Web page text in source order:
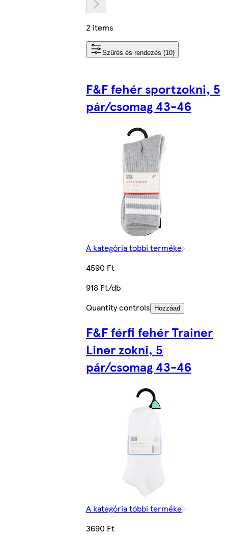
2 items
Szűrés és rendezés (10)
F&F fehér sportzokni, 5
pár/csomag 43-46
A kategória többi terméke
4590 Ft
918 Ft/db
Quantity controls
Hozzáad
F&F férfi fehér Trainer
Liner zokni, 5
pár/csomag 43-46
A kategória többi terméke
3690 Ft